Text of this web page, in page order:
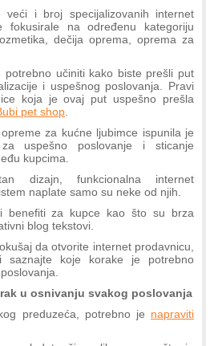
i broj specijalizovanih internet
fokusirale na određenu kategoriju
dečija oprema, oprema za
učiniti kako biste prešli put
i uspešnog poslovanja. Pravi
koja je ovaj put uspešno prešla
pet shop
za kućne ljubimce ispunila je
uspešno poslovanje i sticanje
kupcima.
dizajn, funkcionalna internet
naplate samo su neke od njih.
benefiti za kupce kao što su brza
blog tekstovi.
da otvorite internet prodavnicu,
saznajte koje korake je potrebno
u osnivanju svakog poslovanja
preduzeća, potrebno je napraviti